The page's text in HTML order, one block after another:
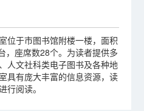
于市图书馆附楼一楼，面积
，座席数28个。为读者提供多
人文社科类电子图书及各种地
具有庞大丰富的信息资源，读
行阅读。